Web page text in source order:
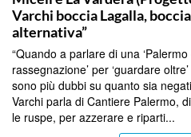
Varchi boccia Lagalla,
alternativa”
“Quando a parlare di una
rassegnazione’ per ‘guardare
sono più dubbi su quanto sia
Varchi parla di Cantiere Palermo,
le ruspe, per azzerare e riparti...